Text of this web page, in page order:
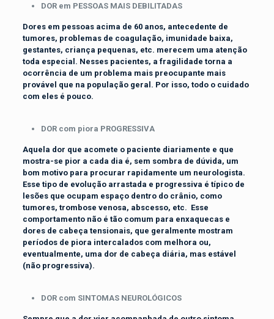
DOR em PESSOAS MAIS DEBILITADAS
Dores em pessoas acima de 60 anos, antecedente de
tumores, problemas de coagulação, imunidade baixa,
gestantes, criança pequenas, etc. merecem uma atenção
toda especial. Nesses pacientes, a fragilidade torna a
ocorrência de um problema mais preocupante mais
provável que na população geral. Por isso, todo o cuidado
com eles é pouco.
DOR com piora PROGRESSIVA
Aquela dor que acomete o paciente diariamente e que
mostra-se pior a cada dia é, sem sombra de dúvida, um
bom motivo para procurar rapidamente um neurologista.
Esse tipo de evolução arrastada e progressiva é típico de
lesões que ocupam espaço dentro do crânio, como
tumores, trombose venosa, abscesso, etc. Esse
comportamento não é tão comum para enxaquecas e
dores de cabeça tensionais, que geralmente mostram
períodos de piora intercalados com melhora ou,
eventualmente, uma dor de cabeça diária, mas estável
(não progressiva).
DOR com SINTOMAS NEUROLÓGICOS